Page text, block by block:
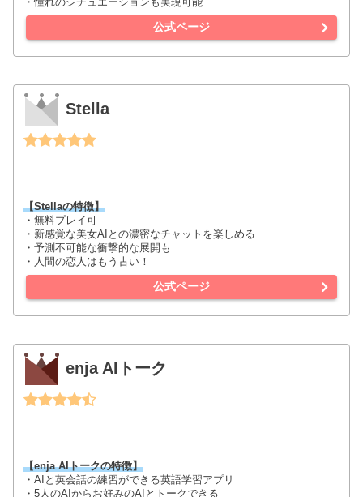
【in2x の特徴】
・自分好みのキャラクターを生成
・二次元美少女と会話できる
・キャラ設定や物語設定が可能
・憧れのシチュエーションも実現可能
Stella